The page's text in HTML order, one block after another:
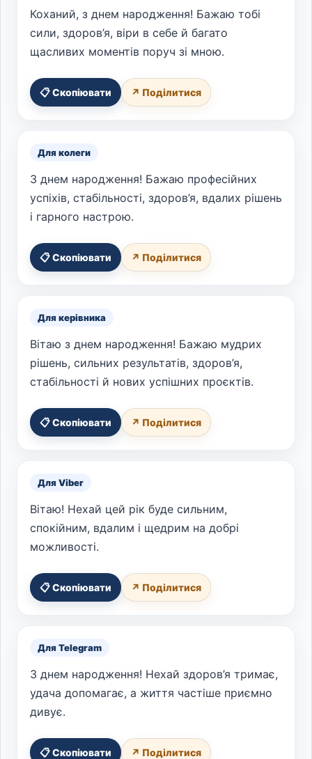
Коханий, з днем народження! Бажаю тобі
сили, здоров’я, віри в себе й багато
щасливих моментів поруч зі мною.
📋 Скопіювати ↗ Поділитися
Для колеги
З днем народження! Бажаю професійних
успіхів, стабільності, здоров’я, вдалих рішень
і гарного настрою.
📋 Скопіювати ↗ Поділитися
Для керівника
Вітаю з днем народження! Бажаю мудрих
рішень, сильних результатів, здоров’я,
стабільності й нових успішних проєктів.
📋 Скопіювати ↗ Поділитися
Для Viber
Вітаю! Нехай цей рік буде сильним,
спокійним, вдалим і щедрим на добрі
можливості.
📋 Скопіювати ↗ Поділитися
Для Telegram
З днем народження! Нехай здоров’я тримає,
удача допомагає, а життя частіше приємно
дивує.
📋 Скопіювати ↗ Поділитися